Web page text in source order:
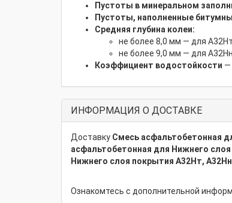
Пустоты в минеральном
Пустоты, наполненные
Средняя глубина колеи:
не более 8,0 мм — для
не более 9,0 мм — для А32Нн.
Коэффициент водостойкости —
ИНФОРМАЦИЯ О ДОСТАВКЕ
Доставку Смесь асфальтобетонная
асфальтобетонная для Нижнего
Нижнего слоя покрытия А32Нт, А32Нн
Ознакомтесь с дополнительной